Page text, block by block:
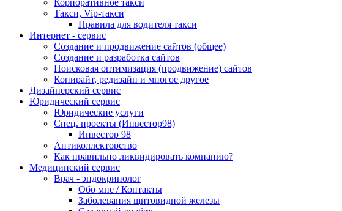
Корпоративное такси
Такси, Vip-такси
Правила для водителя такси
Интернет - сервис
Создание и продвижение сайтов (общее)
Создание и разработка сайтов
Поисковая оптимизация (продвижение) сайтов
Копирайт, редизайн и многое другое
Дизайнерский сервис
Юридический сервис
Юридические услуги
Спец. проекты (Инвестор98)
Инвестор 98
Антиколлекторство
Как правильно ликвидировать компанию?
Медицинский сервис
Врач - эндокринолог
Обо мне / Контакты
Заболевания щитовидной железы